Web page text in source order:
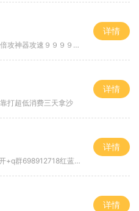
神器攻速９９９９①挑
详情
打超低消费三天拿沙
详情
群698912718红蓝毒符免费
详情
详情